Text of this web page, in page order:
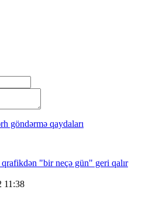
göndərmə qaydaları
11:38